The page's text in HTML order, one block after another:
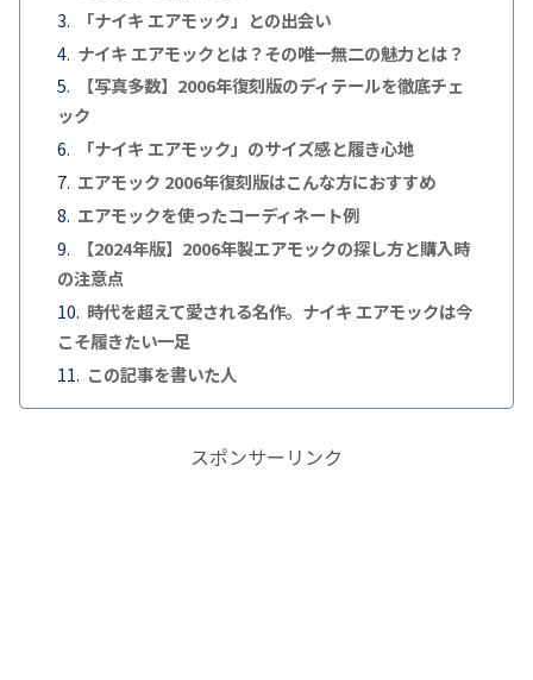
「ナイキ エアモック」との出会い
ナイキ エアモックとは？その唯一無二の魅力とは？
【写真多数】2006年復刻版のディテールを徹底チェ
ック
「ナイキ エアモック」のサイズ感と履き心地
エアモック 2006年復刻版はこんな方におすすめ
エアモックを使ったコーディネート例
【2024年版】2006年製エアモックの探し方と購入時
の注意点
時代を超えて愛される名作。ナイキ エアモックは今
こそ履きたい一足
この記事を書いた人
スポンサーリンク